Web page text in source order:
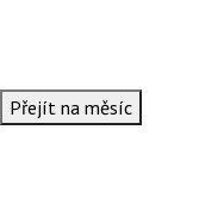
Přejít na měsíc